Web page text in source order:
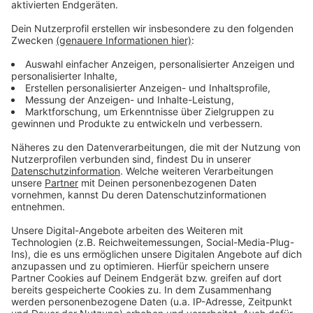
Anzeige
Weitere Infos und Links zum Thema:
Anzeige
Die DEG mit neuem Hauptsponsor:
Unsere Meldung der DEG-Niederlage in Wolfsburg
Der Rather Dome
Anzeige